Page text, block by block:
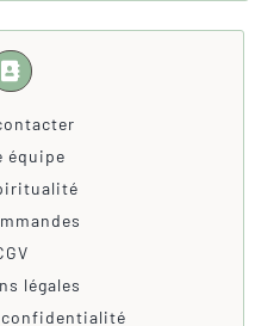
équipe
légales